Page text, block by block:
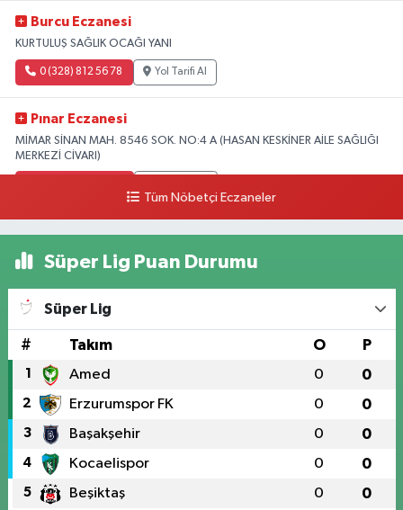
Burcu Eczanesi
KURTULUŞ SAĞLIK OCAĞI YANI
0 (328) 812 56 78 Yol Tarifi Al
Pınar Eczanesi
MİMAR SİNAN MAH. 8546 SOK. NO:4 A (HASAN KESKİNER AİLE SAĞLIĞI
MERKEZİ CİVARI)
Tüm Nöbetçi Eczaneler
Süper Lig Puan Durumu
Süper Lig
# Takım O P
1 Amed 0 0
2 Erzurumspor FK 0 0
3 Başakşehir 0 0
4 Kocaelispor 0 0
5 Beşiktaş 0 0